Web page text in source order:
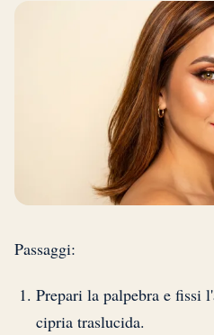
Passaggi:
Prepari la palpebra e fissi
cipria traslucida.